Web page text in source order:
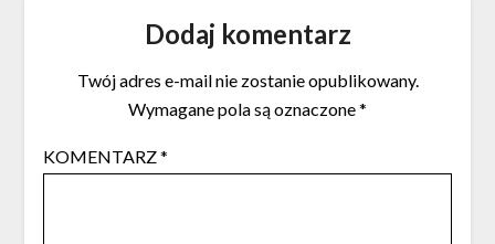
Dodaj komentarz
Twój adres e-mail nie zostanie opublikowany.
Wymagane pola są oznaczone*
KOMENTARZ*